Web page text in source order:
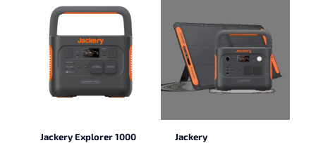
Jackery Explorer 1000
Jackery